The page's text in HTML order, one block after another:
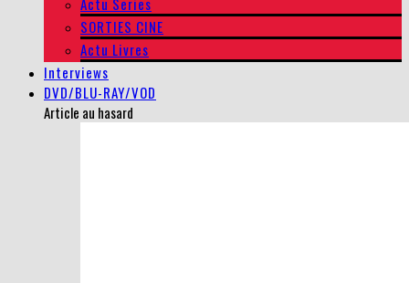
SORTIES CINE
Actu Livres
Interviews
DVD/BLU-RAY/VOD
Article au hasard